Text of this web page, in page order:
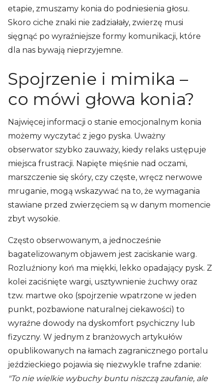
etapie, zmuszamy konia do podniesienia głosu.
Skoro ciche znaki nie zadziałały, zwierzę musi
sięgnąć po wyraźniejsze formy komunikacji, które
dla nas bywają nieprzyjemne.
Spojrzenie i mimika –
co mówi głowa konia?
Najwięcej informacji o stanie emocjonalnym konia
możemy wyczytać z jego pyska. Uważny
obserwator szybko zauważy, kiedy relaks ustępuje
miejsca frustracji. Napięte mięśnie nad oczami,
marszczenie się skóry, czy częste, wręcz nerwowe
mruganie, mogą wskazywać na to, że wymagania
stawiane przed zwierzęciem są w danym momencie
zbyt wysokie.
Często obserwowanym, a jednocześnie
bagatelizowanym objawem jest zaciskanie warg.
Rozluźniony koń ma miękki, lekko opadający pysk. Z
kolei zaciśnięte wargi, usztywnienie żuchwy oraz
tzw. martwe oko (spojrzenie wpatrzone w jeden
punkt, pozbawione naturalnej ciekawości) to
wyraźne dowody na dyskomfort psychiczny lub
fizyczny. W jednym z branżowych artykułów
opublikowanych na łamach zagranicznego portalu
jeździeckiego pojawia się niezwykle trafne zdanie:
"To nie wielkie wybuchy buntu niszczą zaufanie, ale